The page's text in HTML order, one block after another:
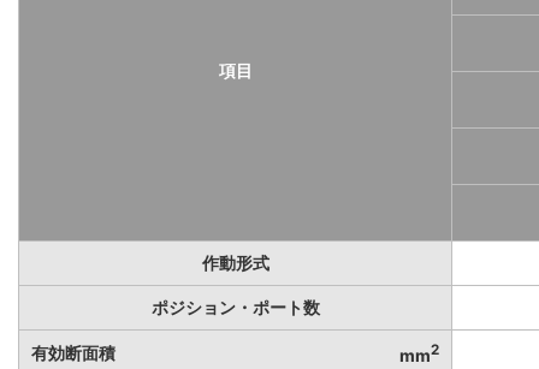
項目
作動形式
ポジション・ポート数
有効断面積 mm2